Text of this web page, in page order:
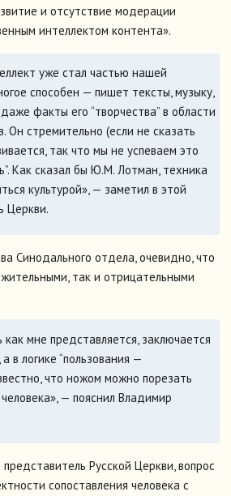
и отсутствие модерации
интеллектом контента».
уже стал частью нашей
способен — пишет тексты, музыку,
факты его “творчества” в области
Он стремительно (если не сказать
так что мы не успеваем это
Как сказал бы Ю.М. Лотман, техника
культурой», — заметил в этой
Церкви.
Синодального отдела, очевидно, что
так и отрицательными
как мне представляется, заключается
в логике “пользования —
что ножом можно порезать
— пояснил Владимир
Русской Церкви, вопрос
сопоставления человека с